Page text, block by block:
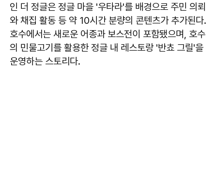
인 더 정글은 정글 마을 '우타라'를 배경으로 주민 의뢰
와 채집 활동 등 약 10시간 분량의 콘텐츠가 추가된다.
호수에서는 새로운 어종과 보스전이 포함됐으며, 호수
의 민물고기를 활용한 정글 내 레스토랑 '반쵸 그릴'을
운영하는 스토리다.